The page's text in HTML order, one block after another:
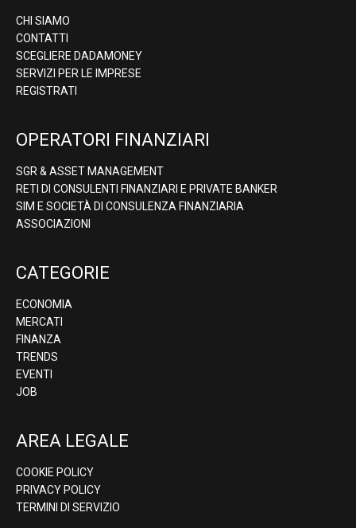
CHI SIAMO
CONTATTI
SCEGLIERE DADAMONEY
SERVIZI PER LE IMPRESE
REGISTRATI
OPERATORI FINANZIARI
SGR & ASSET MANAGEMENT
RETI DI CONSULENTI FINANZIARI E PRIVATE BANKER
SIM E SOCIETÀ DI CONSULENZA FINANZIARIA
ASSOCIAZIONI
CATEGORIE
ECONOMIA
MERCATI
FINANZA
TRENDS
EVENTI
JOB
AREA LEGALE
COOKIE POLICY
PRIVACY POLICY
TERMINI DI SERVIZIO